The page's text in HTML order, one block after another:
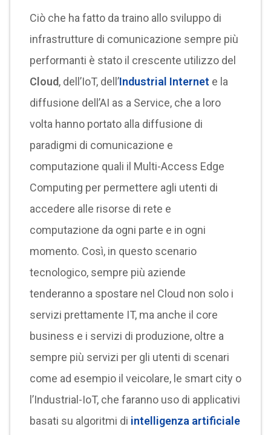
Ciò che ha fatto da traino allo sviluppo di
infrastrutture di comunicazione sempre più
performanti è stato il crescente utilizzo del
Cloud, dell’IoT, dell’Industrial Internet e la
diffusione dell’AI as a Service, che a loro
volta hanno portato alla diffusione di
paradigmi di comunicazione e
computazione quali il Multi-Access Edge
Computing per permettere agli utenti di
accedere alle risorse di rete e
computazione da ogni parte e in ogni
momento. Così, in questo scenario
tecnologico, sempre più aziende
tenderanno a spostare nel Cloud non solo i
servizi prettamente IT, ma anche il core
business e i servizi di produzione, oltre a
sempre più servizi per gli utenti di scenari
come ad esempio il veicolare, le smart city o
l’Industrial-IoT, che faranno uso di applicativi
basati su algoritmi di intelligenza artificiale